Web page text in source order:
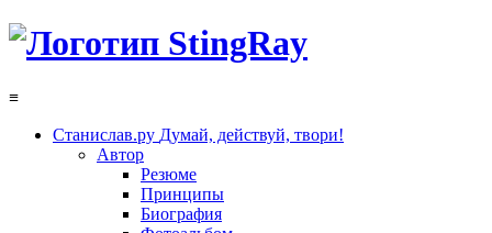
≡
Станислав.ру Думай, действуй, твори!
Автор
Резюме
Принципы
Биография